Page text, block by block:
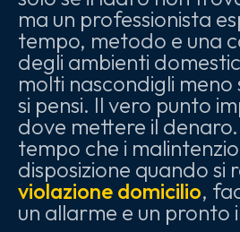
ma un professionista
tempo, metodo e una
degli ambienti
molti nascondigli meno
si pensi. Il vero punto
dove mettere il denaro.
tempo che i
disposizione quando si
violazione domicilio,
un allarme e un pronto